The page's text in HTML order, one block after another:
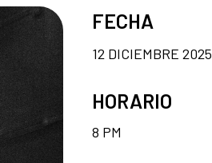
FECHA
12 DICIEMBRE 2025
HORARIO
8 PM